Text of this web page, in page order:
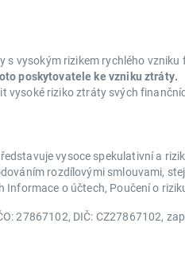
s vysokým rizikem rychlého
poskytovatele ke vzniku ztráty.
vysoké riziko ztráty svých
vysoce spekulativní a
rozdílovými smlouvami,
o účtech, Poučení o
27867102, DIČ: CZ27867102,